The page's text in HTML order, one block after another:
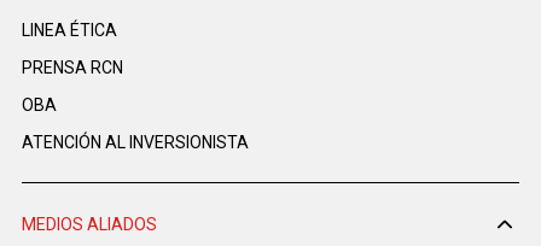
LINEA ÉTICA
PRENSA RCN
OBA
ATENCIÓN AL INVERSIONISTA
MEDIOS ALIADOS